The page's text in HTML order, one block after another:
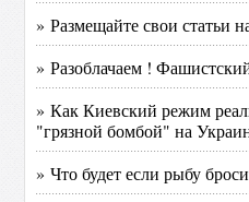
» Размещайте свои
» Разоблачаем !
» Как Киевский режим
"грязной бомбой" на
» Что будет если рыбу